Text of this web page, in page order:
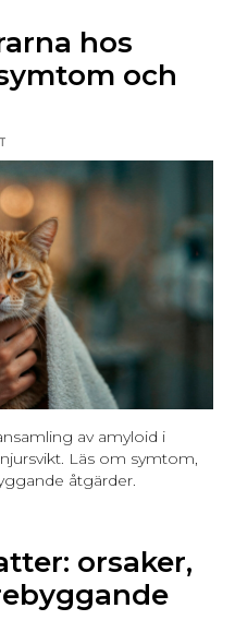
hos
och
av amyloid i
Läs om symtom,
åtgärder.
orsaker,